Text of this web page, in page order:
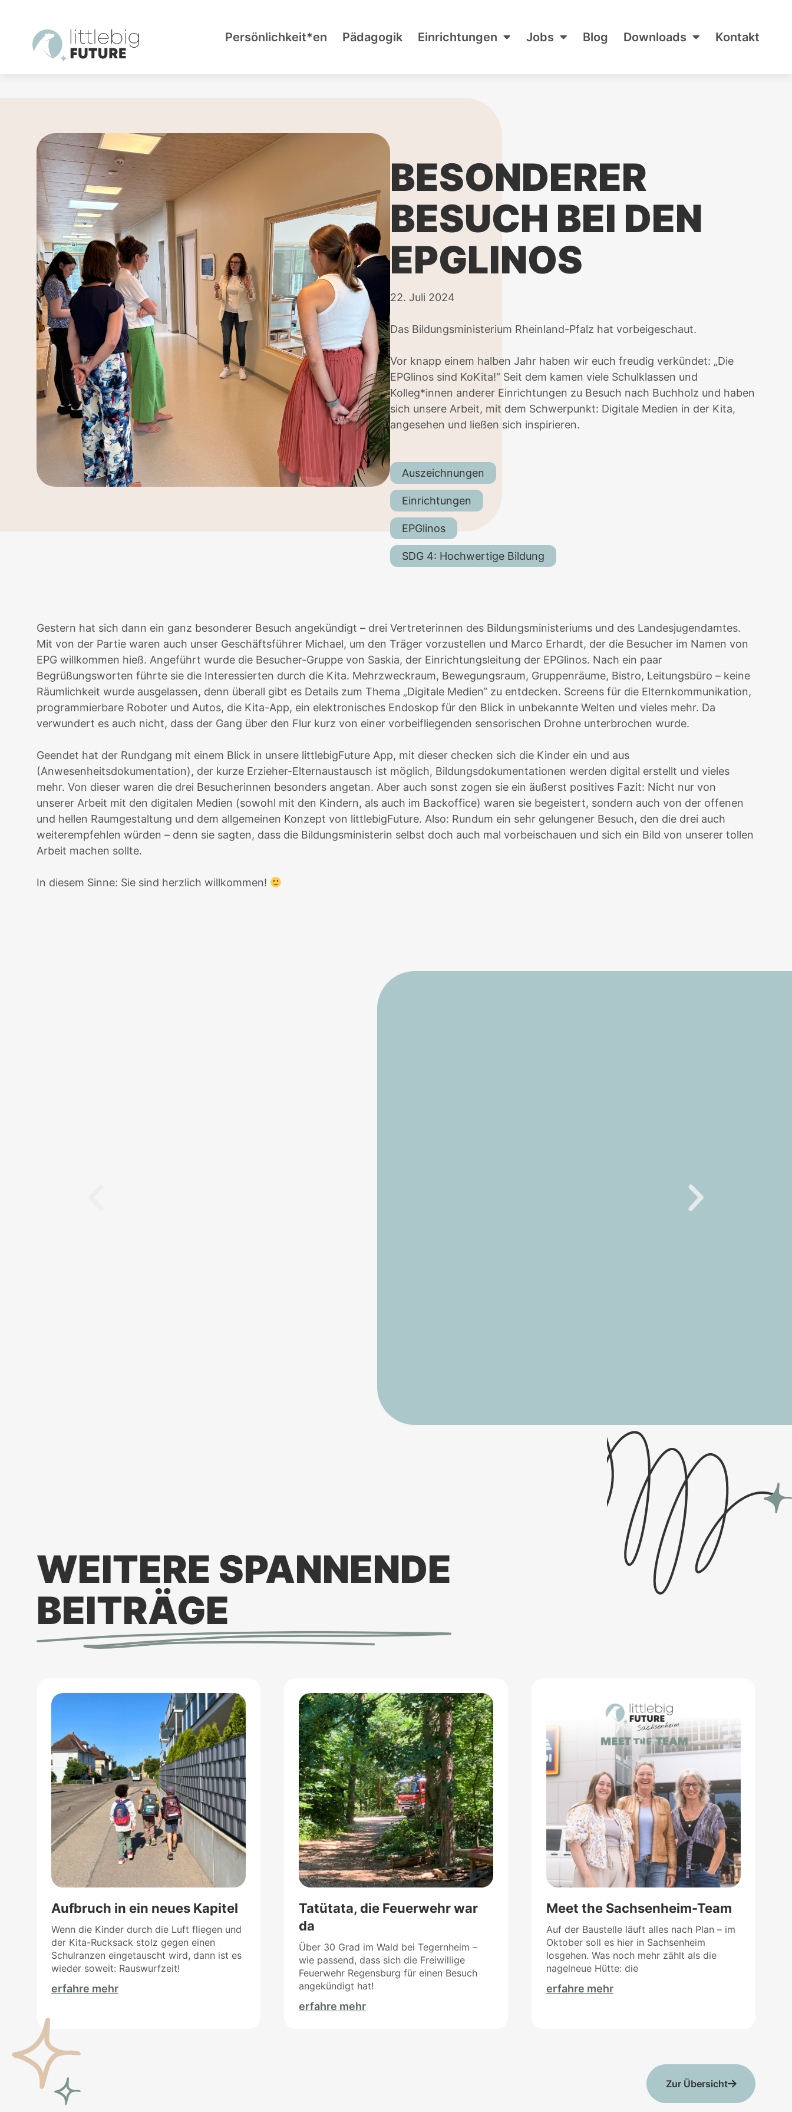
Persönlichkeit*en Pädagogik Einrichtungen Jobs Blog Downloads Kontakt
BESONDERER
BESUCH BEI DEN
EPGLINOS
22. Juli 2024
Das Bildungsministerium Rheinland-Pfalz hat vorbeigeschaut.
Vor knapp einem halben Jahr haben wir euch freudig verkündet: „Die
EPGlinos sind KoKita!“ Seit dem kamen viele Schulklassen und
Kolleg*innen anderer Einrichtungen zu Besuch nach Buchholz und haben
sich unsere Arbeit, mit dem Schwerpunkt: Digitale Medien in der Kita,
angesehen und ließen sich inspirieren.
Auszeichnungen
Einrichtungen
EPGlinos
SDG 4: Hochwertige Bildung
Gestern hat sich dann ein ganz besonderer Besuch angekündigt – drei Vertreterinnen des Bildungsministeriums und des Landesjugendamtes.
Mit von der Partie waren auch unser Geschäftsführer Michael, um den Träger vorzustellen und Marco Erhardt, der die Besucher im Namen von
EPG willkommen hieß. Angeführt wurde die Besucher-Gruppe von Saskia, der Einrichtungsleitung der EPGlinos. Nach ein paar
Begrüßungsworten führte sie die Interessierten durch die Kita. Mehrzweckraum, Bewegungsraum, Gruppenräume, Bistro, Leitungsbüro – keine
Räumlichkeit wurde ausgelassen, denn überall gibt es Details zum Thema „Digitale Medien“ zu entdecken. Screens für die Elternkommunikation,
programmierbare Roboter und Autos, die Kita-App, ein elektronisches Endoskop für den Blick in unbekannte Welten und vieles mehr. Da
verwundert es auch nicht, dass der Gang über den Flur kurz von einer vorbeifliegenden sensorischen Drohne unterbrochen wurde.
Geendet hat der Rundgang mit einem Blick in unsere littlebigFuture App, mit dieser checken sich die Kinder ein und aus
(Anwesenheitsdokumentation), der kurze Erzieher-Elternaustausch ist möglich, Bildungsdokumentationen werden digital erstellt und vieles
mehr. Von dieser waren die drei Besucherinnen besonders angetan. Aber auch sonst zogen sie ein äußerst positives Fazit: Nicht nur von
unserer Arbeit mit den digitalen Medien (sowohl mit den Kindern, als auch im Backoffice) waren sie begeistert, sondern auch von der offenen
und hellen Raumgestaltung und dem allgemeinen Konzept von littlebigFuture. Also: Rundum ein sehr gelungener Besuch, den die drei auch
weiterempfehlen würden – denn sie sagten, dass die Bildungsministerin selbst doch auch mal vorbeischauen und sich ein Bild von unserer tollen
Arbeit machen sollte.
In diesem Sinne: Sie sind herzlich willkommen!
WEITERE SPANNENDE
BEITRÄGE
Aufbruch in ein neues Kapitel
Wenn die Kinder durch die Luft fliegen und
der Kita-Rucksack stolz gegen einen
Schulranzen eingetauscht wird, dann ist es
wieder soweit: Rauswurfzeit!
erfahre mehr
Tatütata, die Feuerwehr war
da
Über 30 Grad im Wald bei Tegernheim –
wie passend, dass sich die Freiwillige
Feuerwehr Regensburg für einen Besuch
angekündigt hat!
erfahre mehr
Meet the Sachsenheim-Team
Auf der Baustelle läuft alles nach Plan – im
Oktober soll es hier in Sachsenheim
losgehen. Was noch mehr zählt als die
nagelneue Hütte: die
erfahre mehr
Zur Übersicht